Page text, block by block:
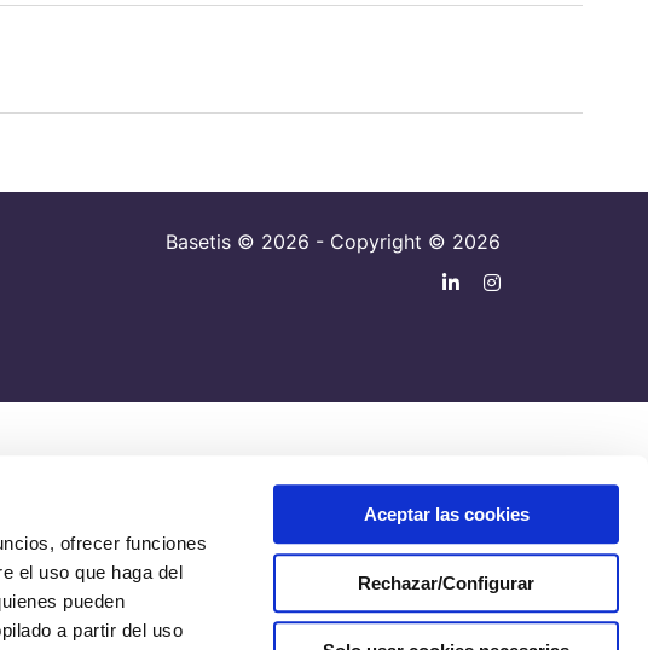
ofrecer funciones
el uso que haga del
pueden
a partir del uso
Aceptar las cookies
Rechazar/Configurar
Basetis © 2026 - Copyright © 2026